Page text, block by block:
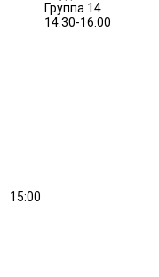
Группа 14
14:30-16:00
15:00